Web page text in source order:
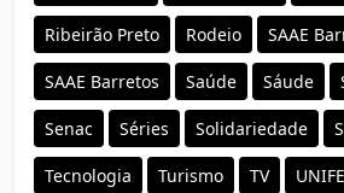
Ribeirão Preto Rodeio SAAE
SAAE Barretos Saúde Sáude
Senac Séries Solidariedade
Tecnologia Turismo TV